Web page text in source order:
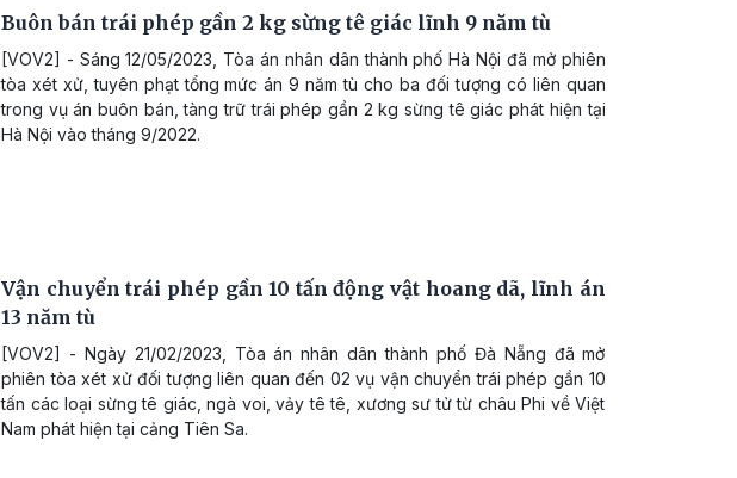
Buôn bán trái phép gần 2 kg sừng tê giác lĩnh 9 năm tù
[VOV2] - Sáng 12/05/2023, Tòa án nhân dân thành phố Hà Nội đã mở phiên
tòa xét xử, tuyên phạt tổng mức án 9 năm tù cho ba đối tượng có liên quan
trong vụ án buôn bán, tàng trữ trái phép gần 2 kg sừng tê giác phát hiện tại
Hà Nội vào tháng 9/2022.
Vận chuyển trái phép gần 10 tấn động vật hoang dã, lĩnh án
13 năm tù
[VOV2] - Ngày 21/02/2023, Tòa án nhân dân thành phố Đà Nẵng đã mở
phiên tòa xét xử đối tượng liên quan đến 02 vụ vận chuyển trái phép gần 10
tấn các loại sừng tê giác, ngà voi, vảy tê tê, xương sư tử từ châu Phi về Việt
Nam phát hiện tại cảng Tiên Sa.